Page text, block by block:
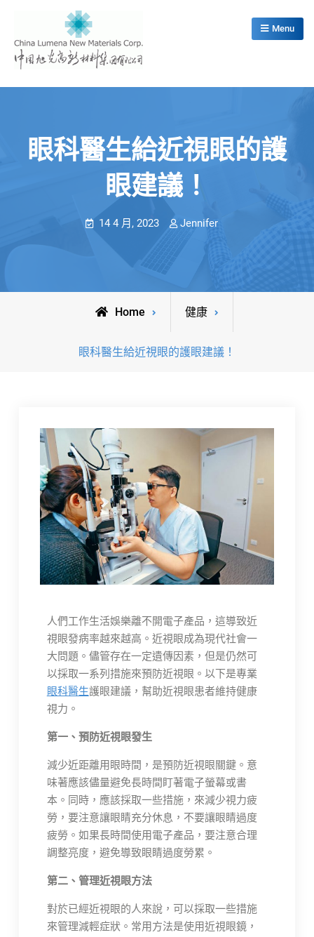
content
China Lumena New Materials Corp.
Menu
眼科醫生給近視眼的護
眼建議！
14 4 月, 2023 Jennifer
Home 健康
眼科醫生給近視眼的護眼建議！
人們工作生活娛樂離不開電子產品，這導致近
視眼發病率越來越高。近視眼成為現代社會一
大問題。儘管存在一定遺傳因素，但是仍然可
以採取一系列措施來預防近視眼。以下是專業
眼科醫生護眼建議，幫助近視眼患者維持健康
視力。
第一、預防近視眼發生
減少近距離用眼時間，是預防近視眼關鍵。意
味著應該儘量避免長時間盯著電子螢幕或書
本。同時，應該採取一些措施，來減少視力疲
勞，要注意讓眼睛充分休息，不要讓眼睛過度
疲勞。如果長時間使用電子產品，要注意合理
調整亮度，避免導致眼睛過度勞累。
第二、管理近視眼方法
對於已經近視眼的人來說，可以採取一些措施
來管理減輕症狀。常用方法是使用近視眼鏡，